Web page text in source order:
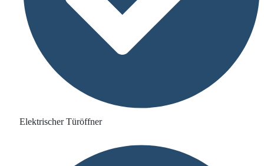
Elektrischer Türöffner